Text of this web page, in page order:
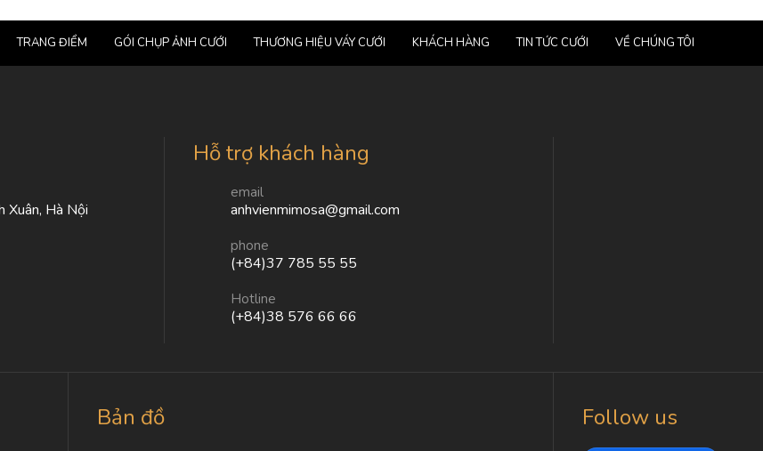
TRANG ĐIỂM GÓI CHỤP ẢNH CƯỚI THƯƠNG HIỆU VÁY CƯỚI KHÁCH HÀNG TIN TỨC CƯỚI VỀ CHÚNG TÔI
Xuân, Hà Nội
Hỗ trợ khách hàng
email
anhvienmimosa@gmail.com
phone
(+84)37 785 55 55
Hotline
(+84)38 576 66 66
Bản đồ Follow us